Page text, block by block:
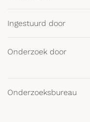
Ingestuurd door
Onderzoek door
Onderzoeksbureau